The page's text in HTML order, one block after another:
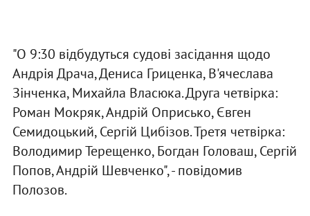
"О 9:30 відбудуться судові засідання щодо
Андрія Драча, Дениса Гриценка, В'ячеслава
Зінченка, Михайла Власюка. Друга четвірка:
Роман Мокряк, Андрій Оприсько, Євген
Семидоцький, Сергій Цибізов. Третя четвірка:
Володимир Терещенко, Богдан Головаш, Сергій
Попов, Андрій Шевченко", - повідомив
Полозов.